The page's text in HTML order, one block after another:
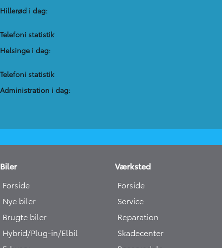
Hillerød i dag:
Telefoni statistik
Helsinge i dag:
Telefoni statistik
Administration​ i dag:
Biler
Forside
Nye biler
Brugte biler
Hybrid/Plug-in/Elbil
Værksted
Forside
Service
Reparation
Skadecenter